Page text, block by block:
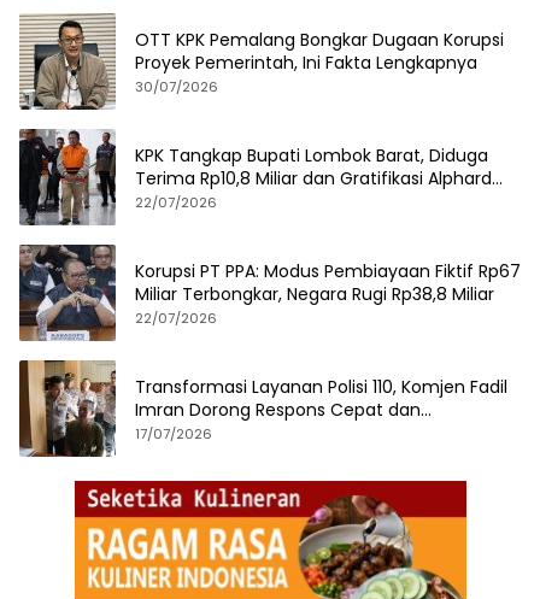
OTT KPK Pemalang Bongkar Dugaan Korupsi
Proyek Pemerintah, Ini Fakta Lengkapnya
30/07/2026
KPK Tangkap Bupati Lombok Barat, Diduga
Terima Rp10,8 Miliar dan Gratifikasi Alphard
hingga iPhone 17 Pro
22/07/2026
Korupsi PT PPA: Modus Pembiayaan Fiktif Rp67
Miliar Terbongkar, Negara Rugi Rp38,8 Miliar
22/07/2026
Transformasi Layanan Polisi 110, Komjen Fadil
Imran Dorong Respons Cepat dan
Terintegrasi
17/07/2026